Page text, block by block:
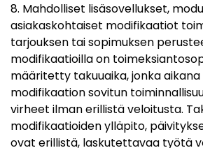
8. Mahdolliset lisäsovellukset,
asiakaskohtaiset modifikaatiot
tarjouksen tai sopimuksen
modifikaatioilla on
määritetty takuuaika, jonka
modifikaation sovitun
virheet ilman erillistä veloitusta.
modifikaatioiden ylläpito,
ovat erillistä, laskutettavaa työtä